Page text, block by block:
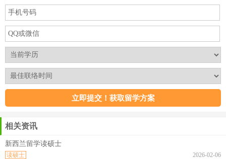
相关资讯
新西兰留学读硕士
2026-02-06
读硕士